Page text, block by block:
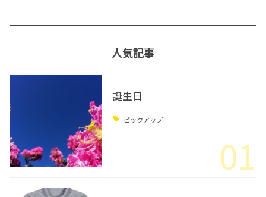
人気記事
誕生日
ピックアップ
01